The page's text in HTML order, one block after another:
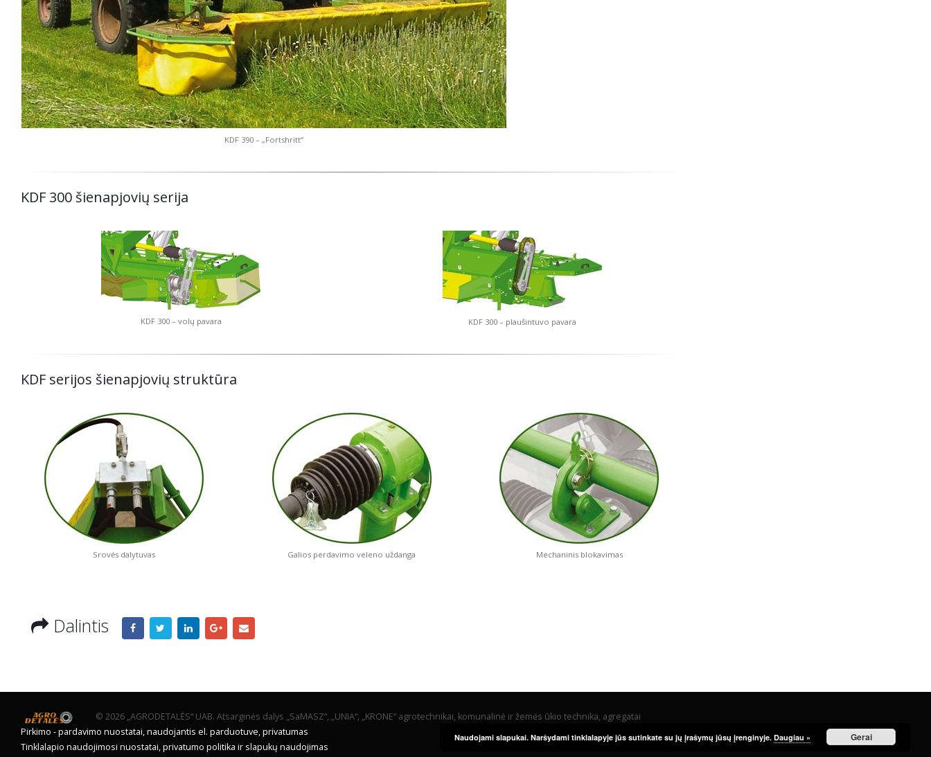
KDF 390 – „Fortshritt“
KDF 300 šienapjovių serija
KDF 300 – volų pavara KDF 300 – plaušintuvo pavara
KDF serijos šienapjovių struktūra
Srovės dalytuvas Galios perdavimo veleno uždanga Mechaninis blokavimas
Dalintis
© 2026 „AGRODETALĖS“ UAB. Atsarginės dalys „SaMASZ“, „UNIA“, „KRONE“ agrotechnikai, komunalinė ir žemės ūkio technika, agregatai
Pirkimo - pardavimo nuostatai, naudojantis el. parduotuve, privatumas
Tinklalapio naudojimosi nuostatai, privatumo politika ir slapukų naudojimas
Naudojami slapukai. Naršydami tinklalapyje jūs sutinkate su jų įrašymų jūsų įrenginyje. Daugiau » Gerai